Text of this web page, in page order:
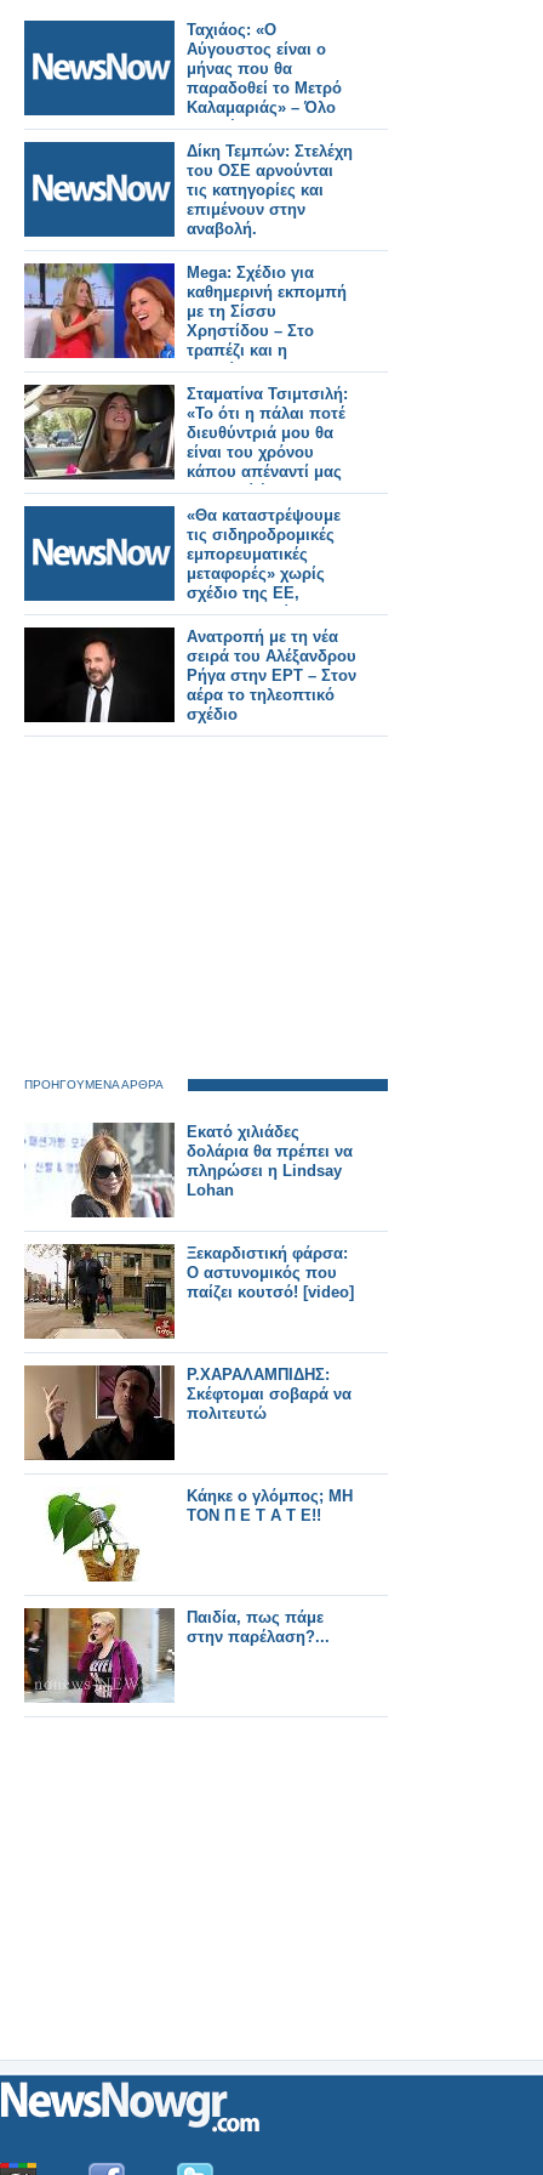
Ταχιάος: «Ο
Αύγουστος είναι ο
μήνας που θα
παραδοθεί το Μετρό
Καλαμαριάς» – Όλο
το σχέδιο για τις
επεκτάσεις στη
δυτική Θεσσαλονίκη.
Δίκη Τεμπών: Στελέχη
του ΟΣΕ αρνούνται
τις κατηγορίες και
επιμένουν στην
αναβολή.
Mega: Σχέδιο για
καθημερινή εκπομπή
με τη Σίσσυ
Χρηστίδου – Στο
τραπέζι και η
μετακίνηση της
Αναστασίας Γιάμαλη
Σταματίνα Τσιμτσιλή:
«Το ότι η πάλαι ποτέ
διευθύντριά μου θα
είναι του χρόνου
κάπου απέναντί μας
αποτελεί ένα
ιντριγκαδόρικο
σχέδιο»
«Θα καταστρέψουμε
τις σιδηροδρομικές
εμπορευματικές
μεταφορές» χωρίς
σχέδιο της ΕΕ,
προειδοποιεί ο
Τσέχος υπουργός
Μεταφορών.
Ανατροπή με τη νέα
σειρά του Αλέξανδρου
Ρήγα στην ΕΡΤ – Στον
αέρα το τηλεοπτικό
σχέδιο
ΠΡΟΗΓΟΥΜΕΝΑ ΑΡΘΡΑ
Εκατό χιλιάδες
δολάρια θα πρέπει να
πληρώσει η Lindsay
Lohan
Ξεκαρδιστική φάρσα:
Ο αστυνομικός που
παίζει κουτσό! [video]
Ρ.ΧΑΡΑΛΑΜΠΙΔΗΣ:
Σκέφτομαι σοβαρά να
πολιτευτώ
Κάηκε ο γλόμπος; ΜΗ
ΤΟΝ Π Ε Τ Α Τ Ε!!
Παιδία, πως πάμε
στην παρέλαση?...